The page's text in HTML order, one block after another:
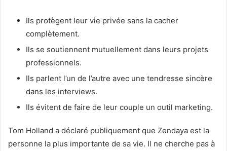
Ils protègent leur vie privée sans la cacher
complètement.
Ils se soutiennent mutuellement dans leurs projets
professionnels.
Ils parlent l’un de l’autre avec une tendresse sincère
dans les interviews.
Ils évitent de faire de leur couple un outil marketing.
Tom Holland a déclaré publiquement que Zendaya est la
personne la plus importante de sa vie. Il ne cherche pas à